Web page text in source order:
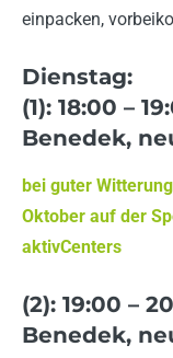
einpacken,
Dienstag:
(1): 18:00 –
Benedek,
bei guter
Oktober auf der
aktivCenters
(2): 19:00 –
Benedek,